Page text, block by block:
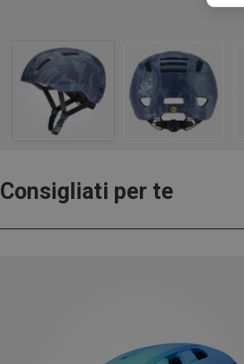
Consigliati per te